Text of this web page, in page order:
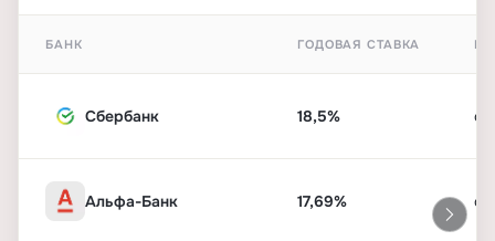
БАНК ГОДОВАЯ СТАВКА
Сбербанк 18,5%
Альфа-Банк 17,69%